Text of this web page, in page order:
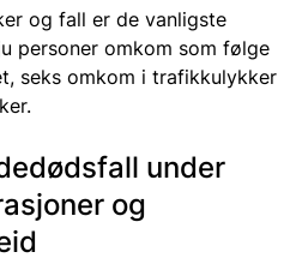
og fall er de vanligste
personer omkom som følge
seks omkom i trafikkulykker
under
og